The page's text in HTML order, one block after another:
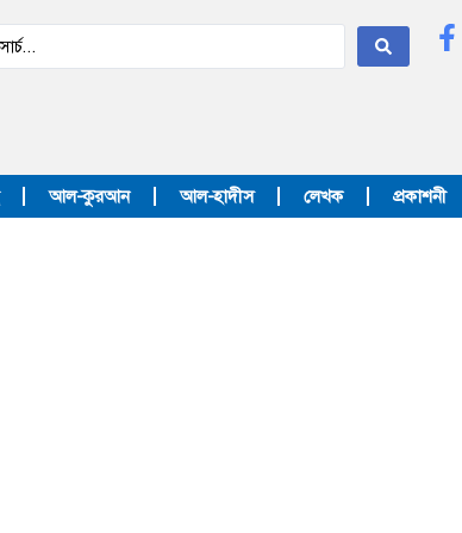
আল-কুরআন আল-হাদীস লেখক প্রকাশনী